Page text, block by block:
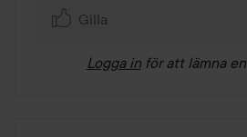
Gilla
Logga in för att lämna